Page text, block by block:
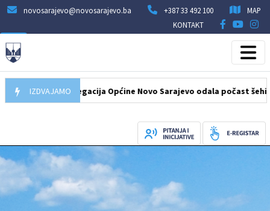
novosarajevo@novosarajevo.ba +387 33 492 100
MAP
KONTAKT
IZDVAJAMO
Delegacija Općine Novo Sarajevo odala počast šehidima i